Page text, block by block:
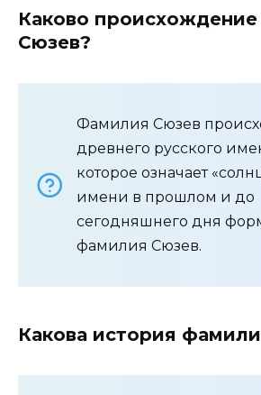
Каково
Сюзев?
Фамилия Сюзев
древнего русского
которое означает
имени в прошлом и до
сегодняшнего дня
фамилия Сюзев.
Какова история